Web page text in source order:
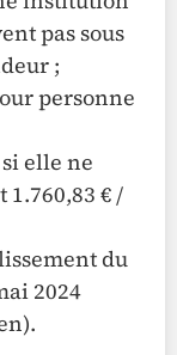
pas sous
;
personne
elle ne
1.760,83 € /
du
2024